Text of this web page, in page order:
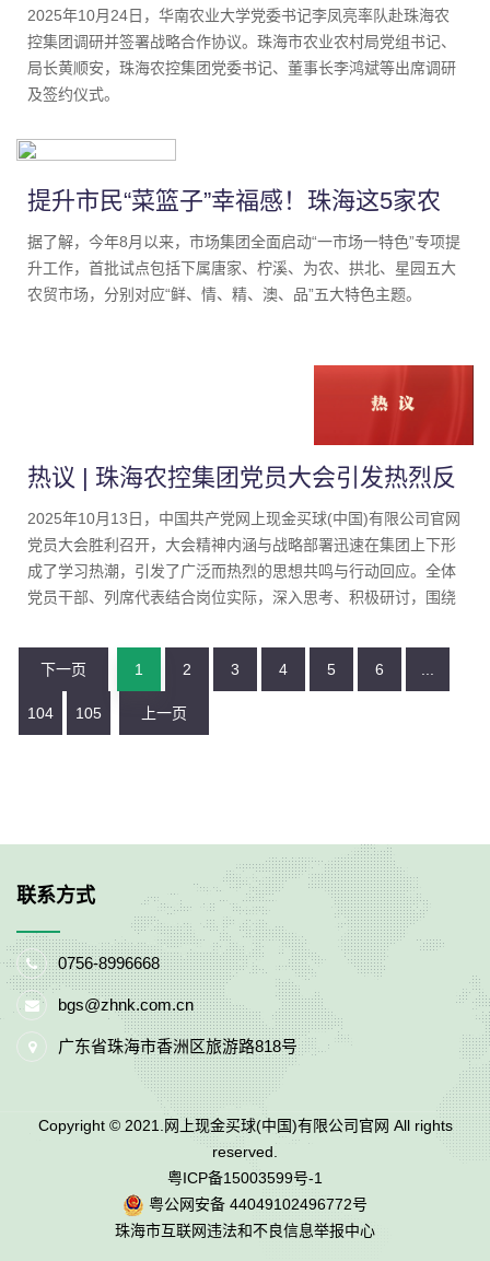
——华南农业大学与珠海农控集团签署战
略合作协议
2025年10月24日，华南农业大学党委书记李凤亮率队赴珠海农
控集团调研并签署战略合作协议。珠海市农业农村局党组书记、
局长黄顺安，珠海农控集团党委书记、董事长李鸿斌等出席调研
及签约仪式。
提升市民“菜篮子”幸福感！珠海这5家农
贸市场，创新打造“一市场一特色”
据了解，今年8月以来，市场集团全面启动“一市场一特色”专项提
升工作，首批试点包括下属唐家、柠溪、为农、拱北、星园五大
农贸市场，分别对应“鲜、情、精、澳、品”五大特色主题。
热议 | 珠海农控集团党员大会引发热烈反
响（二）
2025年10月13日，中国共产党网上现金买球(中国)有限公司官网
党员大会胜利召开，大会精神内涵与战略部署迅速在集团上下形
成了学习热潮，引发了广泛而热烈的思想共鸣与行动回应。全体
党员干部、列席代表结合岗位实际，深入思考、积极研讨，围绕
紧迫感，展开了思考和交流。大家一致表示：大会明确方向、锚
定目标、振奋人心，新定位和新目标具有极强的现实针对性和前
瞻性，在新的起点，全体干部职工必须担当作为，加压奋进，以
下一页 1 2 3 4 5 6
104 105 上一页
联系方式
0756-8996668
bgs@zhnk.com.cn
广东省珠海市香洲区旅游路818号
Copyright © 2021.网上现金买球(中国)有限公司官网 All rights
reserved.
粤ICP备15003599号-1
粤公网安备 44049102496772号
珠海市互联网违法和不良信息举报中心